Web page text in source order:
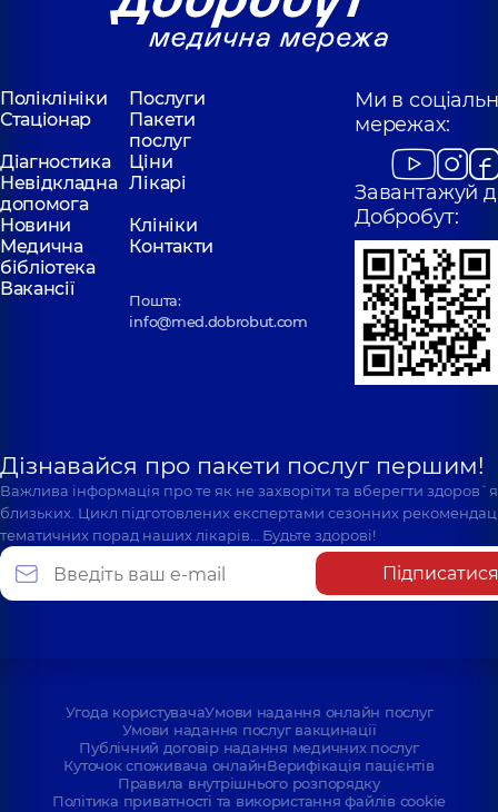
Поліклініки
Послуги
Стаціонар
Пакети
послуг
Діагностика
Ціни
Невідкладна
допомога
Лікарі
Новини
Клініки
Медична
бібліотека
Контакти
Вакансії
Пошта:
info@med.dobrobut.com
Ми в
мережах:
Завантажуй
Добробут:
Дізнавайся про пакети послуг першим!
Важлива інформація про те як не захворіти та вберегти
близьких. Цикл підготовлених експертами сезонних
тематичних порад наших лікарів… Будьте здорові!
Підписатися
Угода користувачаУмови надання онлайн послуг
Умови надання послуг вакцинації
Публічний договір надання медичних послуг
Куточок споживача онлайнВерифікація пацієнтів
Правила внутрішнього розпорядку
Політика приватності та використання файлів cookie